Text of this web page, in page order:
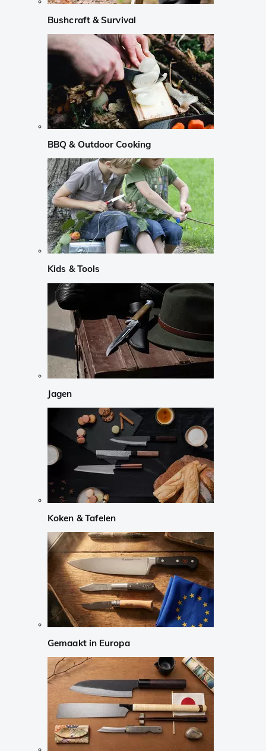
Bushcraft & Survival
BBQ & Outdoor Cooking
Kids & Tools
Jagen
Koken & Tafelen
Gemaakt in Europa